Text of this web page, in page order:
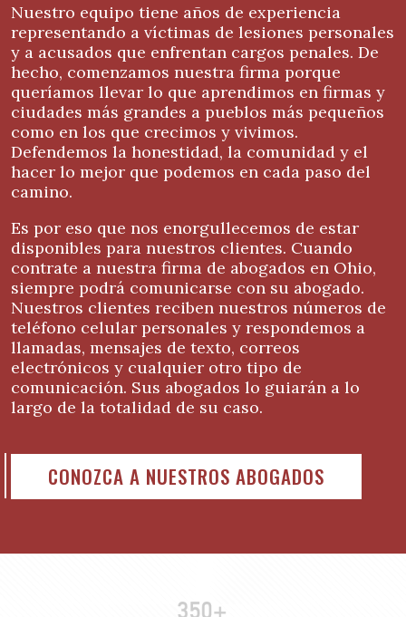
Nuestro equipo tiene años de experiencia
representando a víctimas de lesiones personales
y a acusados que enfrentan cargos penales. De
hecho, comenzamos nuestra firma porque
queríamos llevar lo que aprendimos en firmas y
ciudades más grandes a pueblos más pequeños
como en los que crecimos y vivimos.
Defendemos la honestidad, la comunidad y el
hacer lo mejor que podemos en cada paso del
camino.
Es por eso que nos enorgullecemos de estar
disponibles para nuestros clientes. Cuando
contrate a nuestra firma de abogados en Ohio,
siempre podrá comunicarse con su abogado.
Nuestros clientes reciben nuestros números de
teléfono celular personales y respondemos a
llamadas, mensajes de texto, correos
electrónicos y cualquier otro tipo de
comunicación. Sus abogados lo guiarán a lo
largo de la totalidad de su caso.
CONOZCA A NUESTROS ABOGADOS